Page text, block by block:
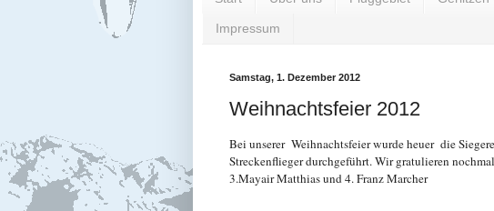
Impressum
Samstag, 1. Dezember 2012
Weihnachtsfeier 2012
Bei unserer Weihnachtsfeier wurde heuer die
Streckenflieger durchgeführt. Wir gratulieren
3.Mayair Matthias und 4. Franz Marcher